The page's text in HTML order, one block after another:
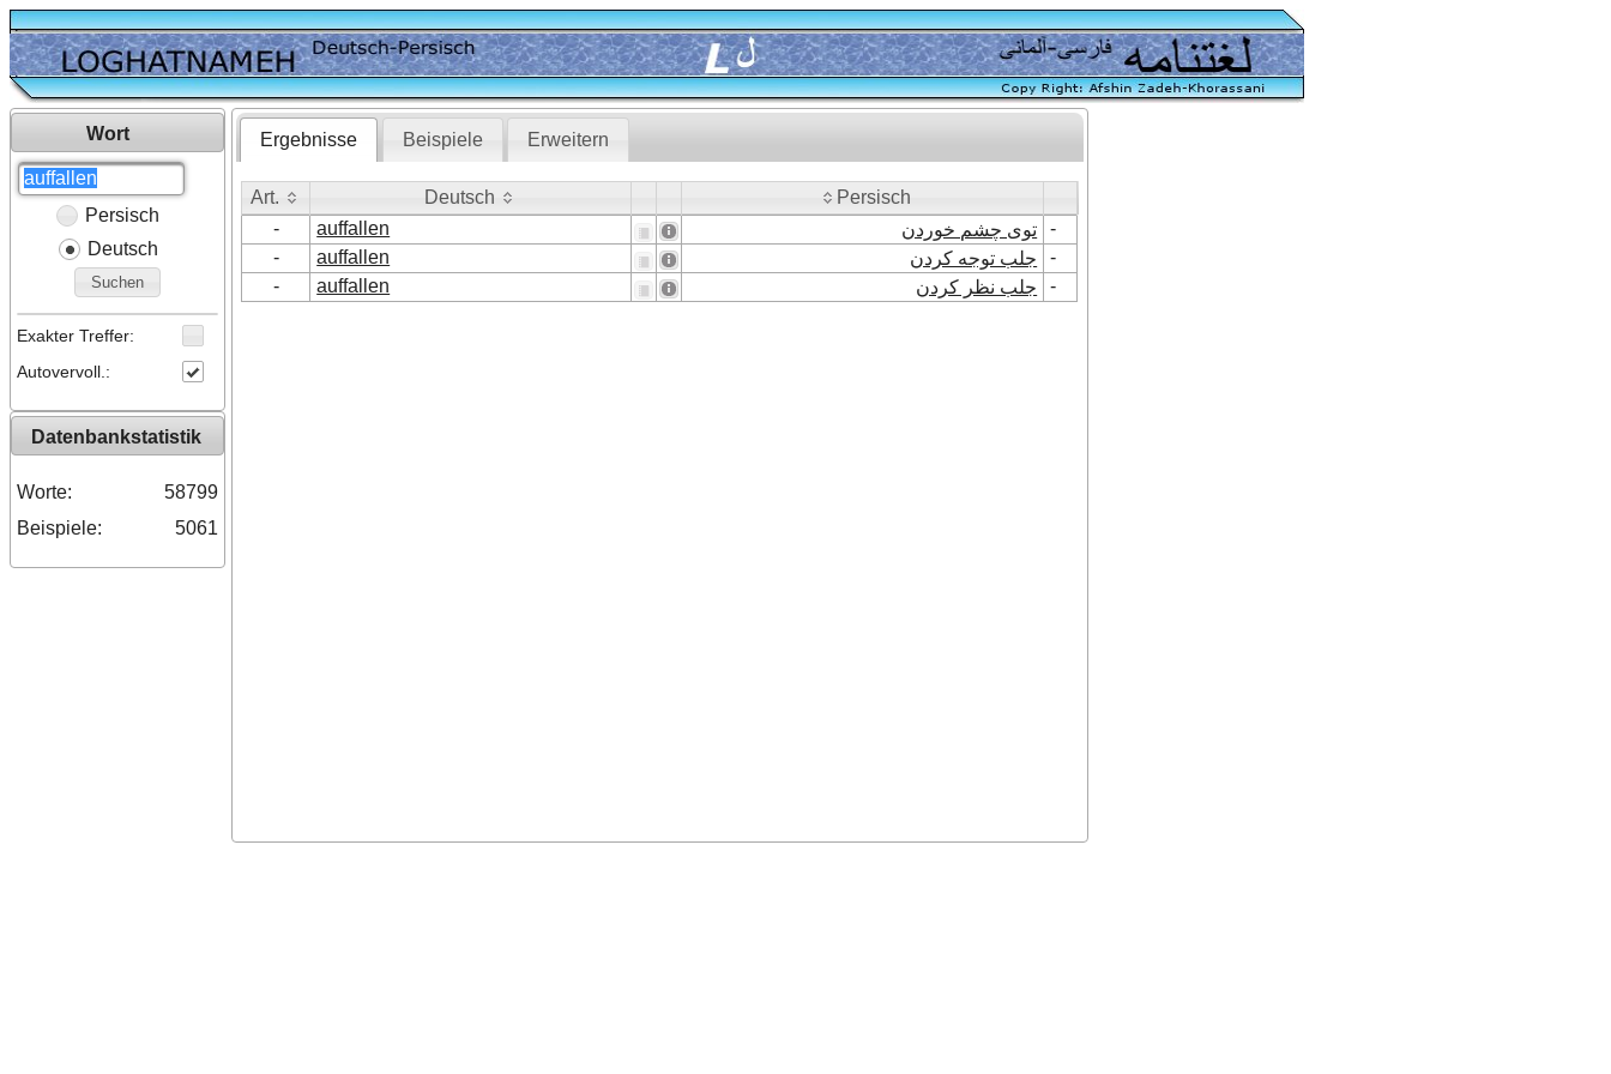
Wort
Persisch
Deutsch
Suchen
Exakter Treffer:
Autovervoll.:
Datenbankstatistik
Worte:
58799
Beispiele:
5061
Ergebnisse Beispiele Erweitern
Art. Deutsch
Persisch
Art.
- auffallen توی چشم خوردن
-
-
auffallen جلب توجه کردن
-
-
auffallen جلب نظر کردن -